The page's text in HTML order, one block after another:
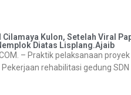
Kulon, Setelah Viral
Diatas Lisplang.Ajaib
– Praktik pelaksanaan
rehabilitasi gedung SDN